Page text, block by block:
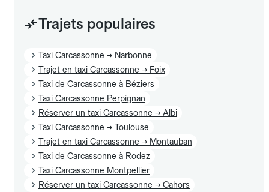
Trajets populaires
Taxi Carcassonne → Narbonne
Trajet en taxi Carcassonne → Foix
Taxi de Carcassonne à Béziers
Taxi Carcassonne Perpignan
Réserver un taxi Carcassonne → Albi
Taxi Carcassonne → Toulouse
Trajet en taxi Carcassonne → Montauban
Taxi de Carcassonne à Rodez
Taxi Carcassonne Montpellier
Réserver un taxi Carcassonne → Cahors